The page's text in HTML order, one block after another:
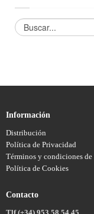
Información
Distribución
Política de Privacidad
Términos y condiciones de
Política de Cookies
Contacto